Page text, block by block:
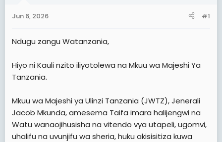
e
Jun 6, 2026 #1
Ndugu zangu Watanzania,
Hiyo ni Kauli nzito iliyotolewa na Mkuu wa Majeshi Ya
Tanzania.
Mkuu wa Majeshi ya Ulinzi Tanzania (JWTZ), Jenerali
Jacob Mkunda, amesema Taifa imara halijengwi na
Watu wanaojihusisha na vitendo vya utapeli, ugomvi,
uhalifu na uvunjifu wa sheria, huku akisisitiza kuwa